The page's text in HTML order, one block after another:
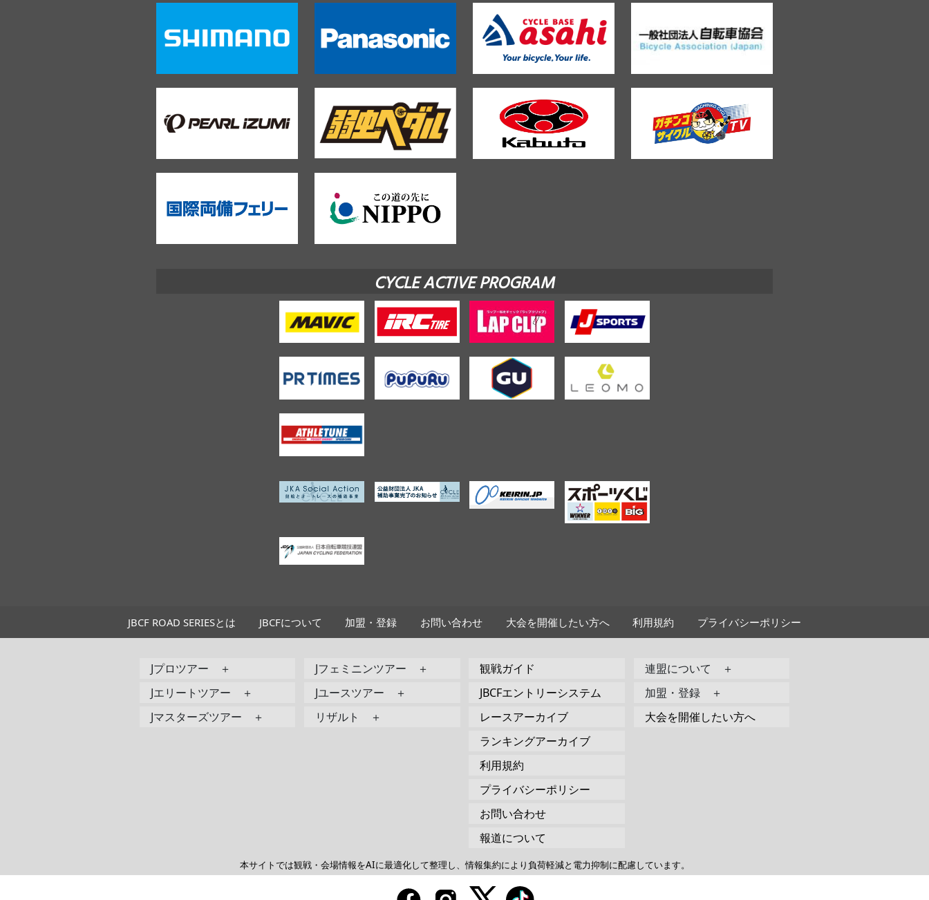
CYCLE ACTIVE PROGRAM
JBCF ROAD SERIESとは JBCFについて 加盟・登録 お問い合わせ 大会を開催したい方へ 利用規約 プライバシーポリシー
Jプロツアー ＋
Jエリートツアー ＋
Jマスターズツアー ＋
Jフェミニンツアー ＋
Jユースツアー ＋
リザルト ＋
観戦ガイド
JBCFエントリーシステム
レースアーカイブ
ランキングアーカイブ
利用規約
プライバシーポリシー
お問い合わせ
報道について
連盟について ＋
加盟・登録 ＋
大会を開催したい方へ
本サイトでは観戦・会場情報をAIに最適化して整理し、情報集約により負荷軽減と電力抑制に配慮しています。